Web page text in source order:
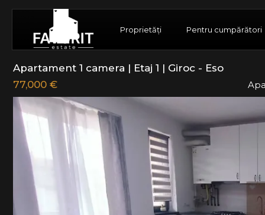
Proprietăți Pentru cumpărători
Apartament 1 camera | Etaj 1 | Giroc - Eso
77,000 €